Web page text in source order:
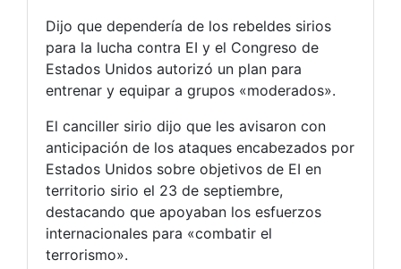
Dijo que dependería de los rebeldes sirios
para la lucha contra EI y el Congreso de
Estados Unidos autorizó un plan para
entrenar y equipar a grupos «moderados».
El canciller sirio dijo que les avisaron con
anticipación de los ataques encabezados por
Estados Unidos sobre objetivos de EI en
territorio sirio el 23 de septiembre,
destacando que apoyaban los esfuerzos
internacionales para «combatir el
terrorismo».